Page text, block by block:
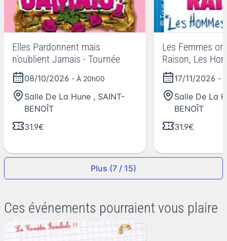
Elles Pardonnent mais
n'oublient Jamais - Tournée
08/10/2026 - À 20h00
Salle De La Hune , SAINT-
BENOÎT
31.9€
Les Femmes
Raison, Les
Jamais Tort !,
17/11/2026 -
Salle De La
BENOÎT
31.9€
Plus (7 / 15)
Ces événements pourraient vous plaire